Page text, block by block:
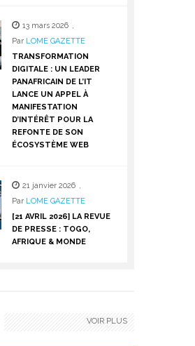
13 mars 2026 ,
Par LOME GAZETTE
TRANSFORMATION
DIGITALE : UN LEADER
PANAFRICAIN DE L’IT
LANCE UN APPEL À
MANIFESTATION
D’INTÉRÊT POUR LA
REFONTE DE SON
ÉCOSYSTÈME WEB
21 janvier 2026 ,
Par LOME GAZETTE
[21 AVRIL 2026] LA REVUE
DE PRESSE : TOGO,
AFRIQUE & MONDE
VOIR PLUS